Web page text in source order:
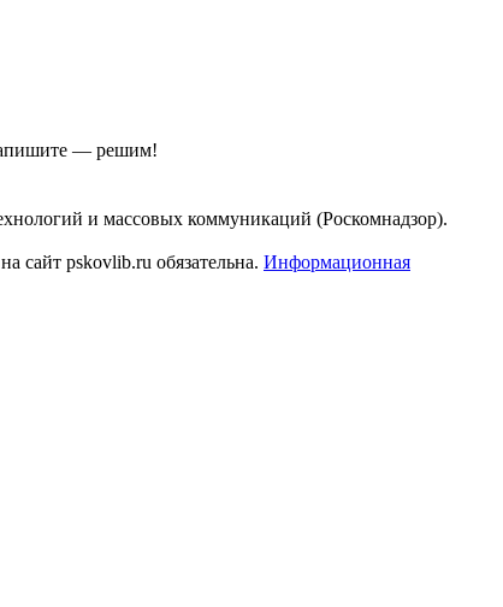
— решим!
и массовых коммуникаций (Роскомнадзор).
сайт pskovlib.ru обязательна. Информационная